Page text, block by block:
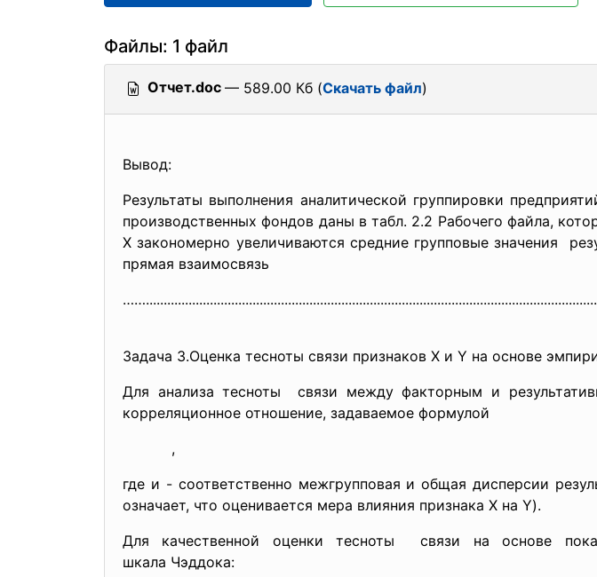
Файлы: 1 файл
Отчет.doc — 589.00 Кб (Скачать файл)
Вывод:
Результаты выполнения аналитической группировки
производственных фондов даны в табл. 2.2 Рабочего файла,
Х закономерно увеличиваются средние групповые значения
прямая взаимосвязь
……......................................................................................................................
Задача 3.Оценка тесноты связи признаков Х и Y на основе
Для анализа тесноты связи между факторным и
корреляционное отношение, задаваемое формулой
,
где и - соответственно межгрупповая и общая дисперсии
означает, что оценивается мера влияния признака Х на Y).
Для качественной оценки тесноты связи на основе
шкала Чэддока: